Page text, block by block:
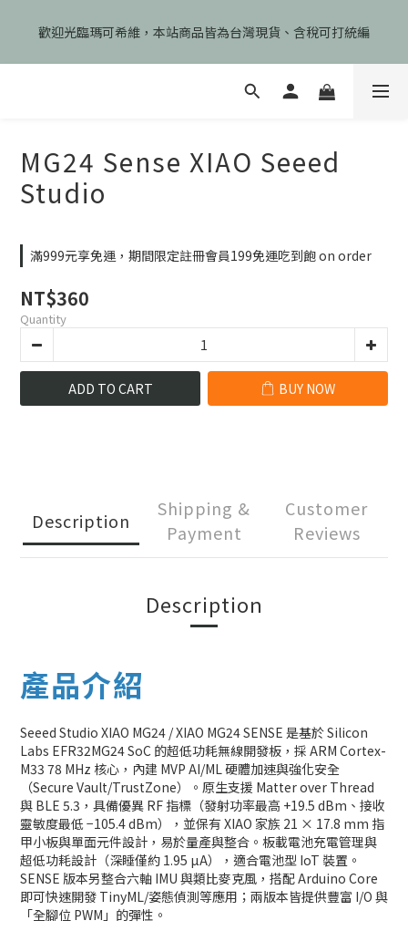
享99元免運卷！
歡迎光臨瑪可希維，本站商品皆為台灣現貨、含稅可打統編
🎉慶開幕🎉期間限定註冊會員即享199元免運、會員首次下單加碼
MG24 Sense XIAO Seeed
Studio
滿999元享免運，期間限定註冊會員199免運吃到飽 on order
NT$360
Quantity
ADD TO CART BUY NOW
Description
Shipping &
Payment
Customer
Reviews
Description
產品介紹
Seeed Studio XIAO MG24 / XIAO MG24 SENSE 是基於 Silicon
Labs EFR32MG24 SoC 的超低功耗無線開發板，採 ARM Cortex-
M33 78 MHz 核心，內建 MVP AI/ML 硬體加速與強化安全
（Secure Vault/TrustZone）。原生支援 Matter over Thread
與 BLE 5.3，具備優異 RF 指標（發射功率最高 +19.5 dBm、接收
靈敏度最低 −105.4 dBm），並保有 XIAO 家族 21 × 17.8 mm 指
甲小板與單面元件設計，易於量產與整合。板載電池充電管理與
超低功耗設計（深睡僅約 1.95 µA），適合電池型 IoT 裝置。
SENSE 版本另整合六軸 IMU 與類比麥克風，搭配 Arduino Core
即可快速開發 TinyML/姿態偵測等應用；兩版本皆提供豐富 I/O 與
「全腳位 PWM」的彈性。